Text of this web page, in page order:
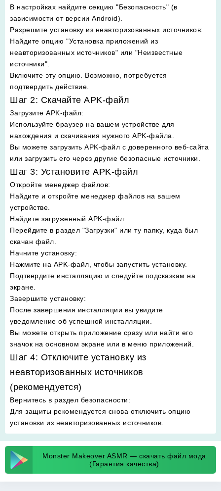
В настройках найдите секцию "Безопасность" (в
зависимости от версии Android).
Разрешите установку из неавторизованных источников:
Найдите опцию "Установка приложений из
неавторизованных источников" или "Неизвестные
источники".
Включите эту опцию. Возможно, потребуется
подтвердить действие.
Шаг 2: Скачайте APK-файл
Загрузите APK-файл:
Используйте браузер на вашем устройстве для
нахождения и скачивания нужного APK-файла.
Вы можете загрузить APK-файл с доверенного веб-сайта
или загрузить его через другие безопасные источники.
Шаг 3: Установите APK-файл
Откройте менеджер файлов:
Найдите и откройте менеджер файлов на вашем
устройстве.
Найдите загруженный APK-файл:
Перейдите в раздел "Загрузки" или ту папку, куда был
скачан файл.
Начните установку:
Нажмите на APK-файл, чтобы запустить установку.
Подтвердите инсталляцию и следуйте подсказкам на
экране.
Завершите установку:
После завершения инсталляции вы увидите
уведомление об успешной инсталляции.
Вы можете открыть приложение сразу или найти его
значок на основном экране или в меню приложений.
Шаг 4: Отключите установку из
неавторизованных источников
(рекомендуется)
Вернитесь в раздел безопасности:
Для защиты рекомендуется снова отключить опцию
установки из неавторизованных источников.
Monster Makeover ASMR — скачать файл мода
(Гарантия качества)